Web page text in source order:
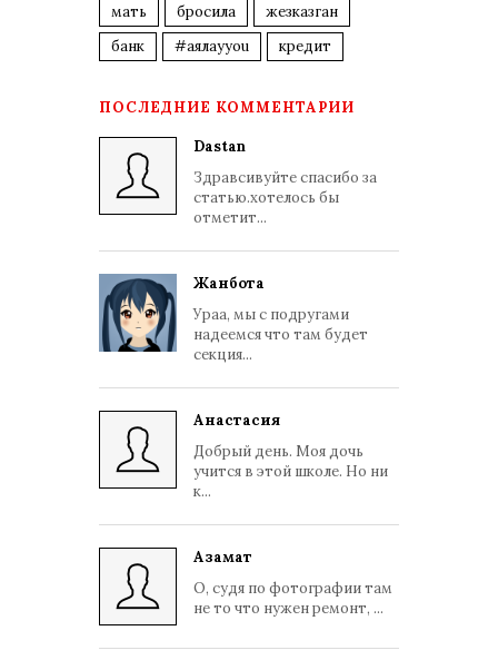
мать бросила
жезказган
банк
#аялауyou кредит
ПОСЛЕДНИЕ КОММЕНТАРИИ
Dastan
Здравсивуйте спасибо за
статью.хотелось бы
отметит...
Жанбота
Ураа, мы с подругами
надеемся что там будет
секция...
Анастасия
Добрый день. Моя дочь
учится в этой школе. Но ни
к...
Азамат
О, судя по фотографии там
не то что нужен ремонт, ...